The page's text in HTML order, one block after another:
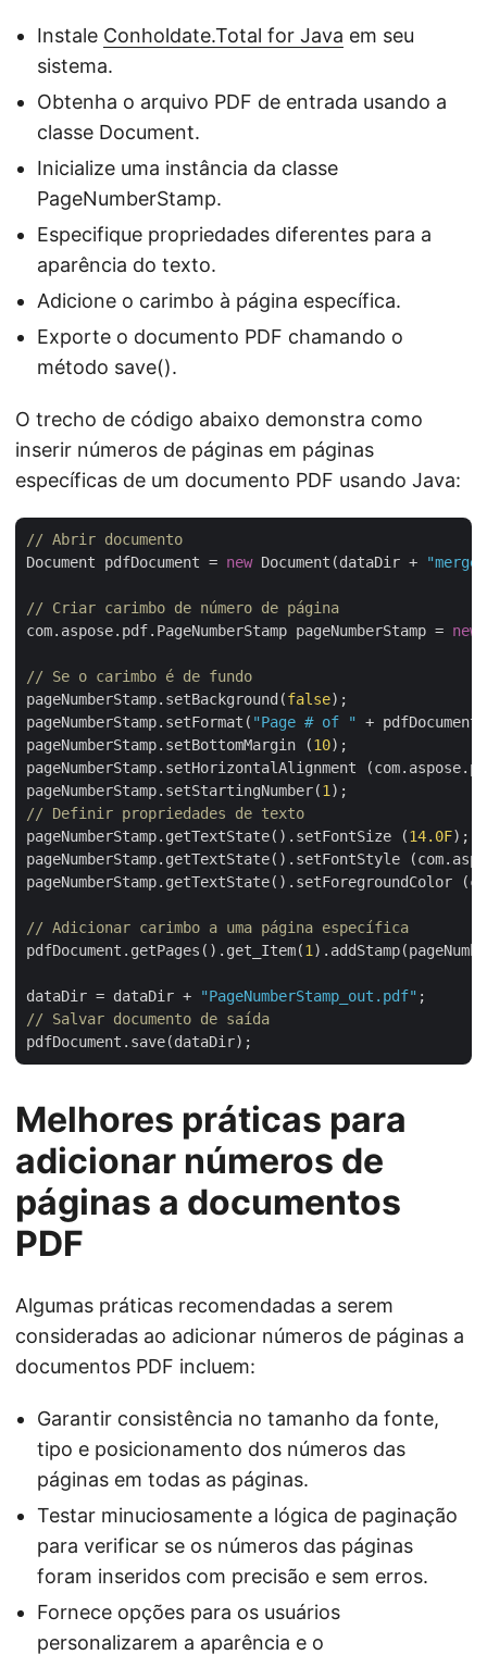
Instale Conholdate.Total for Java em seu
sistema.
Obtenha o arquivo PDF de entrada usando a
classe Document.
Inicialize uma instância da classe
PageNumberStamp.
Especifique propriedades diferentes para a
aparência do texto.
Adicione o carimbo à página específica.
Exporte o documento PDF chamando o
método save().
O trecho de código abaixo demonstra como
inserir números de páginas em páginas
específicas de um documento PDF usando Java:
// Abrir documento
Document pdfDocument = new Document(dataDir +
// Criar carimbo de número de página
com.aspose.pdf.PageNumberStamp pageNumberStamp = new
// Se o carimbo é de fundo
pageNumberStamp.setBackground(false);
pageNumberStamp.setFormat( "Page # of "
+
pageNumberStamp.setBottomMargin (10);
pageNumberStamp.setHorizontalAlignment
pageNumberStamp.setStartingNumber(1
// Definir propriedades de texto
pageNumberStamp.getTextState().setFontSize (14.0F);
pageNumberStamp.getTextState().setFontStyle
pageNumberStamp.getTextState().setForegroundColor
// Adicionar carimbo a uma página específica
pdfDocument.getPages().get_Item(1
dataDir = dataDir + "PageNumberStamp_out.pdf"
// Salvar documento de saída
Melhores práticas para
adicionar números de
páginas a documentos
PDF
Algumas práticas recomendadas a serem
consideradas ao adicionar números de páginas a
documentos PDF incluem:
Garantir consistência no tamanho da fonte,
tipo e posicionamento dos números das
páginas em todas as páginas.
Testar minuciosamente a lógica de paginação
para verificar se os números das páginas
foram inseridos com precisão e sem erros.
Fornece opções para os usuários
personalizarem a aparência e o